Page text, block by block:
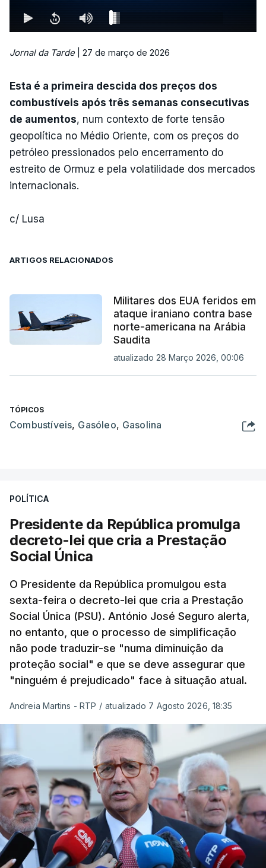
Jornal da Tarde| 27 de março de 2026
Esta é a primeira descida dos preços dos
combustíveis após três semanas consecutivas
de aumentos, num contexto de forte tensão
geopolítica no Médio Oriente, com os preços do
petróleo pressionados pelo encerramento do
estreito de Ormuz e pela volatilidade dos mercados
internacionais.
c/ Lusa
ARTIGOS RELACIONADOS
Militares dos EUA feridos em
ataque iraniano contra base
norte-americana na Arábia
Saudita
atualizado 28 Março 2026, 00:06
TÓPICOS
Combustíveis, Gasóleo, Gasolina
POLÍTICA
Presidente da República promulga
decreto-lei que cria a Prestação
Social Única
O Presidente da República promulgou esta
sexta-feira o decreto-lei que cria a Prestação
Social Única (PSU). António José Seguro alerta,
no entanto, que o processo de simplificação
não pode traduzir-se "numa diminuição da
proteção social" e que se deve assegurar que
"ninguém é prejudicado" face à situação atual.
Andreia Martins - RTP / atualizado 7 Agosto 2026, 18:35